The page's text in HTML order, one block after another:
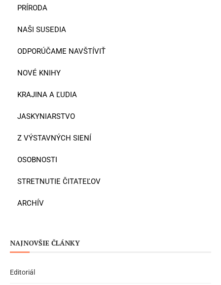
PRÍRODA
NAŠI SUSEDIA
ODPORÚČAME NAVŠTÍVIŤ
NOVÉ KNIHY
KRAJINA A ĽUDIA
JASKYNIARSTVO
Z VÝSTAVNÝCH SIENÍ
OSOBNOSTI
STRETNUTIE ČITATEĽOV
ARCHÍV
NAJNOVŠIE ČLÁNKY
Editoriál